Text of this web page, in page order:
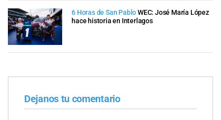
6 Horas de San PabloWEC: José María López
hace historia en Interlagos
Dejanos tu comentario